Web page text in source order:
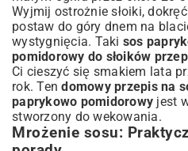
Wyjmij ostrożnie słoiki,
postaw do góry dnem na
wystygnięcia. Taki sos
pomidorowy do słoików
Ci cieszyć się smakiem lata
rok. Tendomowy przepis na
paprykowo pomidorowy jest
stworzony do wekowania.
Mrożenie sosu: